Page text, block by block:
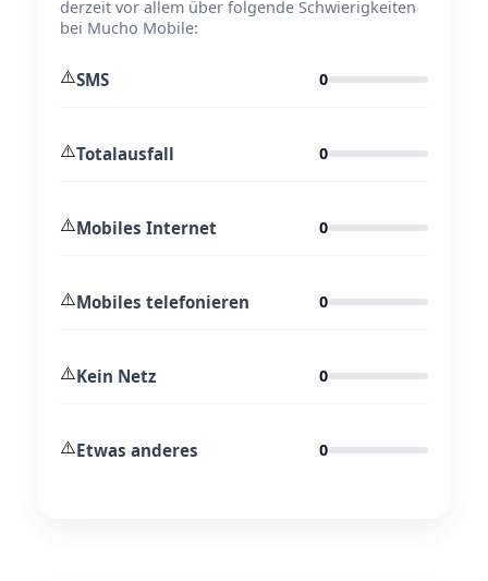
derzeit vor allem über folgende Schwierigkeiten
bei Mucho Mobile:
⚠️SMS 0
⚠️Totalausfall 0
⚠️Mobiles Internet 0
⚠️Mobiles telefonieren 0
⚠️Kein Netz 0
⚠️Etwas anderes 0